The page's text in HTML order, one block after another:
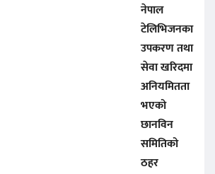
नेपाल
टेलिभिजनका
उपकरण तथा
सेवा खरिदमा
अनियमितता
भएको
छानविन
समितिको
ठहर